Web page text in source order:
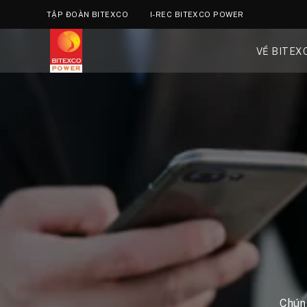
TẬP ĐOÀN BITEXCO I-REC BITEXCO POWER
VỀ